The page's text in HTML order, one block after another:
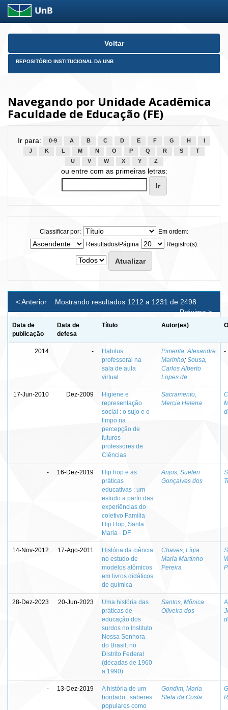
Skip
Voltar
REPOSITÓRIO INSTITUCIONAL DA UNB
Navegando por Unidade Acadêmica
Faculdade de Educação (FE)
Ir para: 0-9 A B C D E F G H
J
K L M N O P Q R S
T
U
V W X Y Z
ou entre com as primeiras letras:
Classificar por:
Em ordem:
Resultados/Página
Registro(s):
Mostrando resultados 1212 a 1231 de 2498
< Anterior
Próximo >
Data de
publicação
Data de
defesa
Título Autor(es)
2014 -
Habitus
professoral na
sala de aula
virtual
Pimenta, Alexandre
Marinho; Sousa,
Carlos Alberto
Lopes de
-
17-Jun-2010 Dez-2009
Higiene e
representação
social : o sujo e o
limpo na
percepção de
futuros
professores de
Ciências
Sacramento,
Mercia Helena
- 16-Dez-2019
Hip hop e as
práticas
educativas : um
estudo a partir das
experiências do
coletivo Família
Hip Hop, Santa
Maria - DF
Anjos, Suelen
Gonçalves dos
14-Nov-2012 17-Ago-2011
História da ciência
no estudo de
modelos atômicos
em livros didáticos
de química
Chaves, Lígia
Maria Martinho
Pereira
28-Dez-2023 20-Jun-2023
Uma história das
práticas de
educação dos
surdos no Instituto
Nossa Senhora
do Brasil, no
Distrito Federal
(décadas de 1960
a 1990)
Santos, Mônica
Oliveira dos
- 13-Dez-2019
A história de um
bordado : saberes
populares como
Gondim, Maria
Stela da Costa